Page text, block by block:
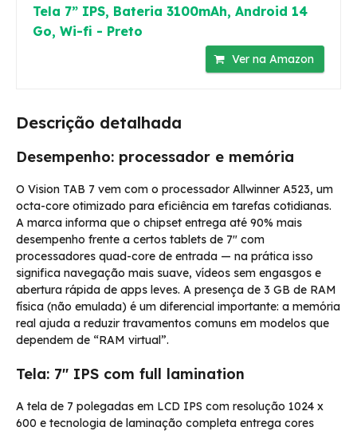
Tela 7” IPS, Bateria 3100mAh, Android 14
Go, Wi-fi - Preto
Ver na Amazon
Descrição detalhada
Desempenho: processador e memória
O Vision TAB 7 vem com o processador Allwinner A523, um
octa-core otimizado para eficiência em tarefas cotidianas.
A marca informa que o chipset entrega até 90% mais
desempenho frente a certos tablets de 7″ com
processadores quad-core de entrada — na prática isso
significa navegação mais suave, vídeos sem engasgos e
abertura rápida de apps leves. A presença de 3 GB de RAM
física (não emulada) é um diferencial importante: a memória
real ajuda a reduzir travamentos comuns em modelos que
dependem de “RAM virtual”.
Tela: 7″ IPS com full lamination
A tela de 7 polegadas em LCD IPS com resolução 1024 x
600 e tecnologia de laminação completa entrega cores